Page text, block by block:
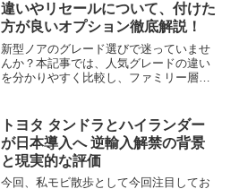
違いやリセールについて、付けた
方が良いオプション徹底解説！
新型ノアのグレード選びで迷っていませ
んか？本記事では、人気グレードの違い
を分かりやすく比較し、ファミリー層に
をまとめました。
トヨタ タンドラとハイランダー
が日本導入へ 逆輸入解禁の背景
と現実的な評価
今回、私モビ散歩として今回注目してお